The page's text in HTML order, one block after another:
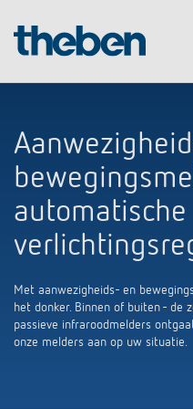
Producten
KNX
Smart Home
DALI
OEM
OEM-experts
Tijd- en
Service
automatische
Met aanwezigheids- en
het donker. Binnen of buiten - de
passieve infraroodmelders
onze melders aan op uw situatie.